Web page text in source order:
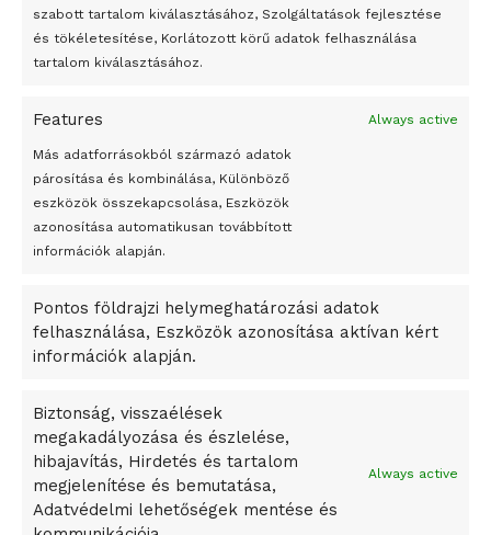
szabott tartalom kiválasztásához, Szolgáltatások fejlesztése
és tökéletesítése, Korlátozott körű adatok felhasználása
tartalom kiválasztásához.
Features Always active
Más adatforrásokból származó adatok
párosítása és kombinálása, Különböző
eszközök összekapcsolása, Eszközök
azonosítása automatikusan továbbított
információk alapján.
Pontos földrajzi helymeghatározási adatok
felhasználása, Eszközök azonosítása aktívan kért
információk alapján.
Biztonság, visszaélések
megakadályozása és észlelése,
hibajavítás, Hirdetés és tartalom
megjelenítése és bemutatása,
Adatvédelmi lehetőségek mentése és
Always active
felhasználhatóvá válnak
Peking – A visegrádi országok zsidó kulturális örökségét
bemutató fotókiállítás nyílt
Megveszi az osztrák Wienerberger az amerikai Meridian
Bricket
A Startup Campus egyetemi programjainak legjobbjai az
A Ringo Starr új albummal jelentkezik
A Vajdasági Magyar Szövetség államtitkárait kinevezték
Dzsingisz kán hódító hadjárata okozta
Kuramagomedov ötödik, Muszukajev elődöntős – Birkózó
világkupa